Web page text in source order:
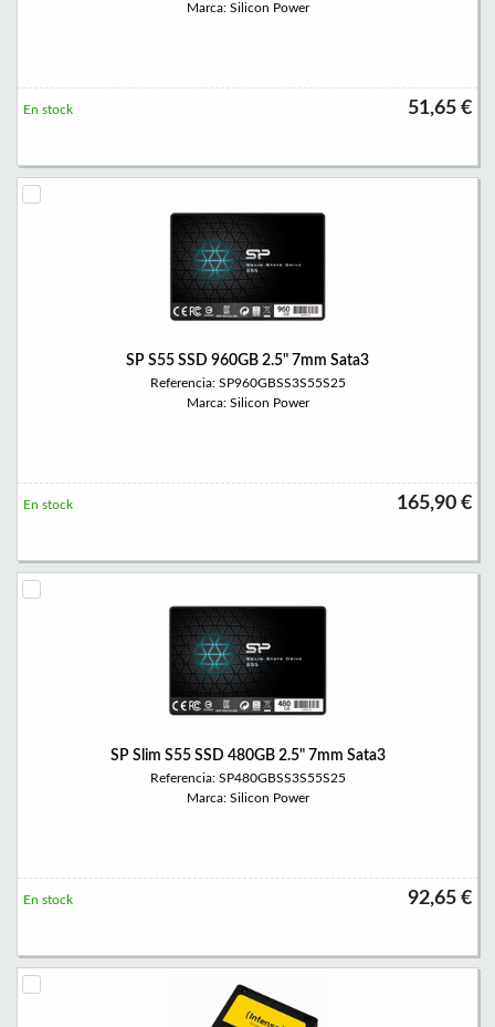
Marca: Silicon Power
51,65 €
En stock
SP S55 SSD 960GB 2.5" 7mm Sata3
Referencia: SP960GBSS3S55S25
Marca: Silicon Power
165,90 €
En stock
SP Slim S55 SSD 480GB 2.5" 7mm Sata3
Referencia: SP480GBSS3S55S25
Marca: Silicon Power
92,65 €
En stock